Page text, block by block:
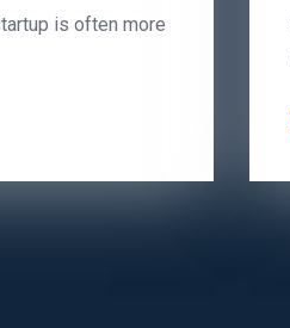
is often more